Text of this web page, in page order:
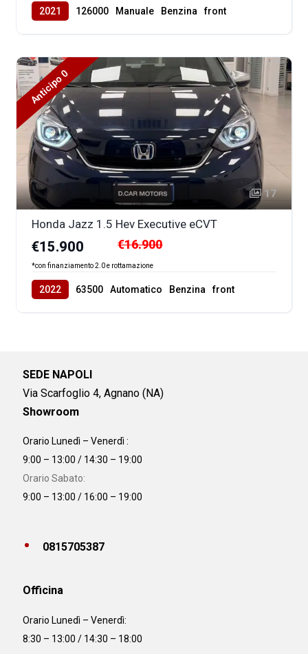
2021 126000 Manuale Benzina front
Anticipo 0
17
Honda Jazz 1.5 Hev Executive eCVT
€15.900
*con finanziamento 2.0 e rottamazione
€16.900
2022 63500 Automatico Benzina front
SEDE NAPOLI
Via Scarfoglio 4, Agnano (NA)
Showroom
Orario Lunedì – Venerdì :
9:00 – 13:00 / 14:30 – 19:00
Orario Sabato:
9:00 – 13:00 / 16:00 – 19:00
0815705387
Officina
OrarioLunedì – Venerdì:
8:30 – 13:00 / 14:30 – 18:00